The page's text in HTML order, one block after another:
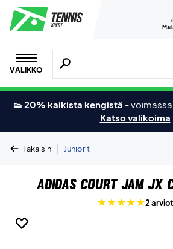
VALIKKO
Hae tuotteita, merkkejä jne.
👟 20% kaikista kengistä -voimassa
Katso valikoima
Takaisin | Juniorit
Adidas Court Jam JX
2 arviot